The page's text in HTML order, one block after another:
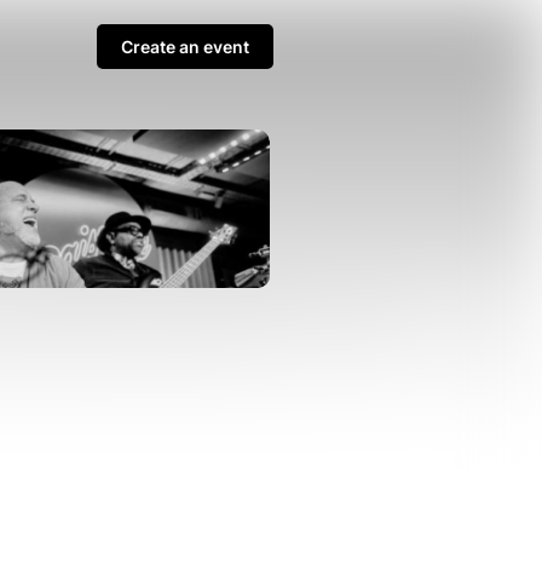
Create an event